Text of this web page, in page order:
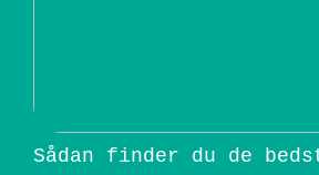
Sådan finder du de